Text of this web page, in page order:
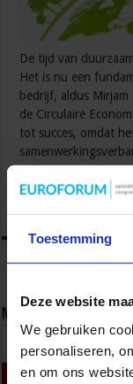
Toestemming
Deze website
We gebruiken
personaliseren,
en om ons
De tijd van
Het is nu een
bedrijf, aldus
de Circulaire
tot succes, omdat
oplossingen te
Nieuwsbrief